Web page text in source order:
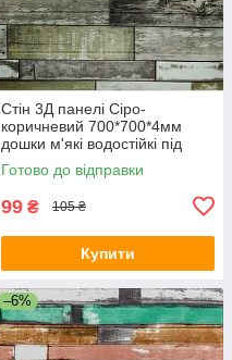
Стін 3Д панелі Сіро-
коричневий 700*700*4мм
дошки м'які водостійкі під
дерево Прованс (378) SW-
00000883
Готово до відправки
99 ₴ 105 ₴
Купити
–6%